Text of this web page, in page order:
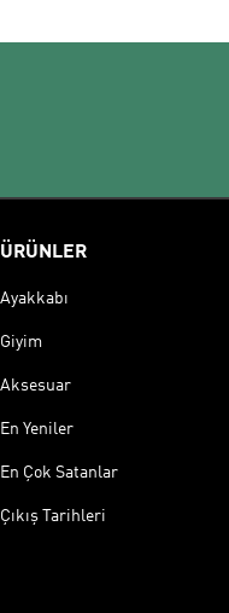
ÜRÜNLER
Ayakkabı
Giyim
Aksesuar
En Yeniler
En Çok Satanlar
Çıkış Tarihleri